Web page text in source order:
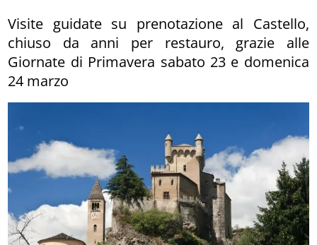
Visite guidate su prenotazione al Castello,
chiuso da anni per restauro, grazie alle
Giornate di Primavera sabato 23 e domenica
24 marzo